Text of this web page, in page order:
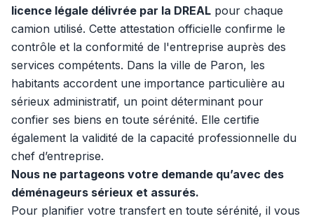
licence légale délivrée par la DREAL pour chaque
camion utilisé. Cette attestation officielle confirme le
contrôle et la conformité de l'entreprise auprès des
services compétents. Dans la ville de Paron, les
habitants accordent une importance particulière au
sérieux administratif, un point déterminant pour
confier ses biens en toute sérénité. Elle certifie
également la validité de la capacité professionnelle du
chef d’entreprise.
Nous ne partageons votre demande qu’avec des
déménageurs sérieux et assurés.
Pour planifier votre transfert en toute sérénité, il vous